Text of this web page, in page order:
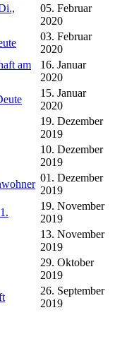
05. Februar
2020
03. Februar
2020
am
16. Januar
2020
15. Januar
2020
19. Dezember
2019
10. Dezember
2019
01. Dezember
2019
19. November
2019
13. November
2019
29. Oktober
2019
26. September
2019